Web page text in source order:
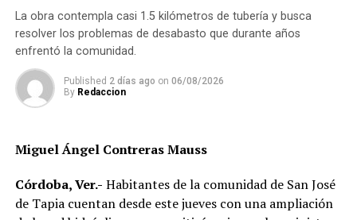
sustantiva implica ir más allá del reconocimiento formal
de derechos y generar condiciones que permitan a las
mujeres ejercerlos de manera efectiva, así como
participar en la toma de decisiones y en la construcción
de sus comunidades.
los gobiernos locales y comunitarios en la
transformación de las estructuras que mantienen
desigualdades, además de proponer la innovación como
una herramienta para impulsar políticas públicas con
La obra contempla casi 1.5 kilómetros de tubería y busca
resolver los problemas de desabasto que durante años
enfrentó la comunidad.
Published 2 días ago on 06/08/2026
By Redaccion
Miguel Ángel Contreras Mauss
Córdoba, Ver.- Habitantes de la comunidad de San José
de Tapia cuentan desde este jueves con una ampliación